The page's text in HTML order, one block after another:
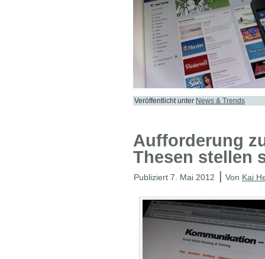
Veröffentlicht unter News & Trends
Aufforderung
Thesen stellen
Publiziert 7. Mai 2012 | Von Kai